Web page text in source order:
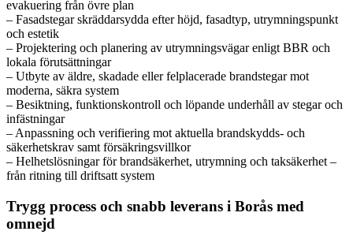
evakuering från övre plan
– Fasadstegar skräddarsydda efter höjd, fasadtyp, utrymningspunkt
och estetik
– Projektering och planering av utrymningsvägar enligt BBR och
lokala förutsättningar
– Utbyte av äldre, skadade eller felplacerade brandstegar mot
moderna, säkra system
– Besiktning, funktionskontroll och löpande underhåll av stegar och
infästningar
– Anpassning och verifiering mot aktuella brandskydds- och
säkerhetskrav samt försäkringsvillkor
– Helhetslösningar för brandsäkerhet, utrymning och taksäkerhet –
från ritning till driftsatt system
Trygg process och snabb leverans i Borås med
omnejd